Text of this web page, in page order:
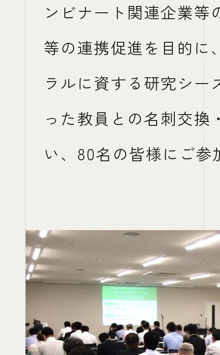
ンビナート関連企業等
等の連携促進を目的に
ラルに資する研究シー
った教員との名刺交換
い、80名の皆様にご